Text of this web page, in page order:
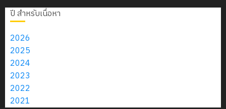
ปี สำหรับเนื่อหา
2026
2025
2024
2023
2022
2021